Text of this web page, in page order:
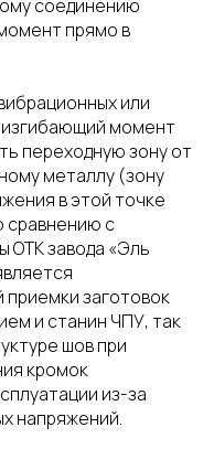
соединению
прямо в
или
изгибающий момент
переходную зону от
металлу (зону
в этой точке
сравнению с
ОТК завода «Эль
заготовок
и станин ЧПУ, так
шов при
кромок
из-за
напряжений.